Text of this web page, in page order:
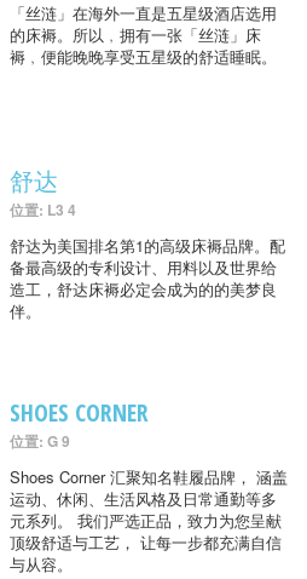
「丝涟」在海外一直是五星级酒店选用
的床褥。所以﹐拥有一张「丝涟」床
褥﹐便能晚晚享受五星级的舒适睡眠。
舒达
位置: L3 4
舒达为美国排名第1的高级床褥品牌。配
备最高级的专利设计、用料以及世界给
造工，舒达床褥必定会成为的的美梦良
伴。
SHOES CORNER
位置: G 9
Shoes Corner 汇聚知名鞋履品牌， 涵盖
运动、休闲、生活风格及日常通勤等多
元系列。 我们严选正品，致力为您呈献
顶级舒适与工艺， 让每一步都充满自信
与从容。